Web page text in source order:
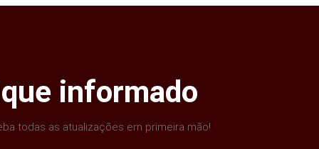
informado
todas as atualizações em primeira mão!